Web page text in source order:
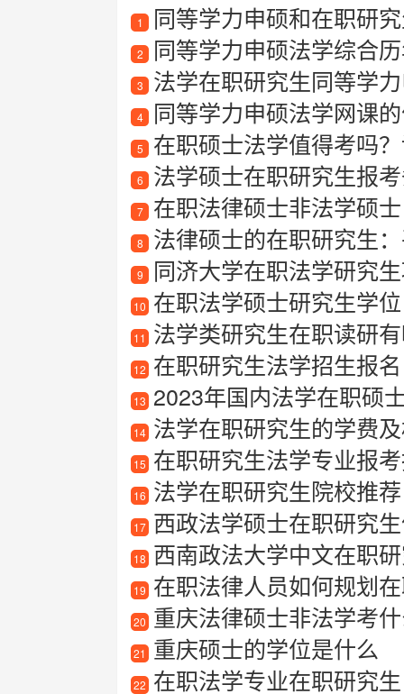
1 同等学力申硕和在职研
2 同等学力申硕法学综合
3 法学在职研究生同等学
4 同等学力申硕法学网课
5 在职硕士法学值得考吗？
6 法学硕士在职研究生报
7 在职法律硕士非法学硕士
8 法律硕士的在职研究生
9 同济大学在职法学研究生
10 在职法学硕士研究生学位
11 法学类研究生在职读研
12 在职研究生法学招生报名
13 2023年国内法学在职硕士
14 法学在职研究生的学费
15 在职研究生法学专业报
16 法学在职研究生院校推荐
17 西政法学硕士在职研究生
18 西南政法大学中文在职
19 在职法律人员如何规划
20 重庆法律硕士非法学考
21 重庆硕士的学位是什么
22 在职法学专业在职研究生